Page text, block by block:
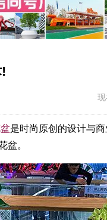
是时尚原创的设计与
盆。